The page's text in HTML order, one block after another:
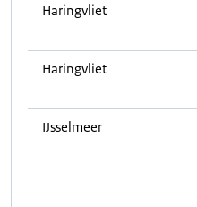
Haringvliet
Haringvliet
IJsselmeer